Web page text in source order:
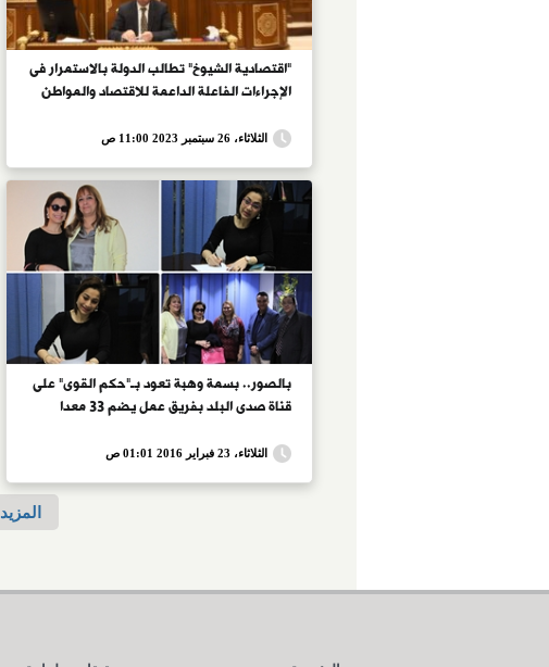
"اقتصادية الشيوخ" تطالب الدولة بالاستمرار فى
الإجراءات الفاعلة الداعمة للاقتصاد والمواطن
الثلاثاء، 26 سبتمبر 2023 11:00 ص
بالصور.. بسمة وهبة تعود بـ"حكم القوى" على
قناة صدى البلد بفريق عمل يضم 33 معدا
الثلاثاء، 23 فبراير 2016 01:01 ص